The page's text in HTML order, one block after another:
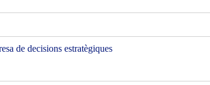
de decisions estratègiques